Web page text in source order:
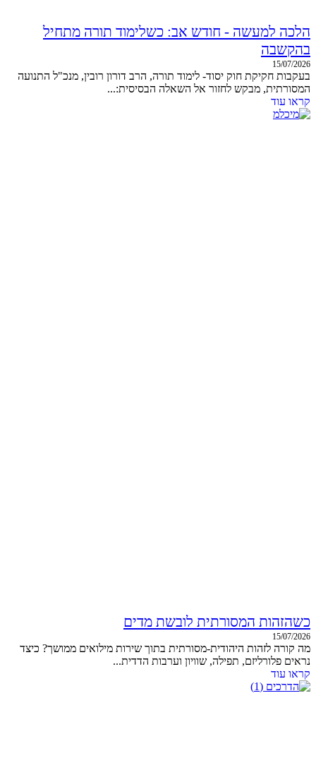
הלכה למעשה - חודש אב: כשלימוד תורה מתחיל
בהקשבה
15/07/2026
בעקבות חקיקת חוק יסוד- לימוד תורה, הרב דורון רובין, מנכ"ל התנועה
המסורתית, מבקש לחזור אל השאלה הבסיסית:...
קראו עוד
כשהזהות המסורתית לובשת מדים
15/07/2026
מה קורה לזהות היהודית-מסורתית בתוך שירות מילואים ממושך? כיצד
נראים פלורליזם, תפילה, שוויון וערבות הדדית...
קראו עוד